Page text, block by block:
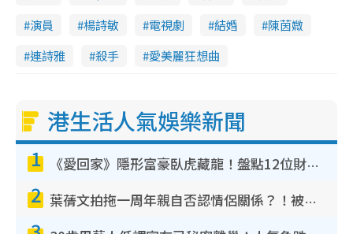
演員
楊詩敏 電視劇 結婚
陳茵媺
連詩雅
殺手 愛美麗狂想曲
港生活人氣娛樂新聞
1 《愛回家》隱形富豪臥虎藏龍！盤點12位財氣逼人的有錢藝人：呢位靚女3億身家唔憂做
2 葉蒨文拍拖一周年親自否認情侶關係？！被質疑感情造假竟稱GM「普通同事」